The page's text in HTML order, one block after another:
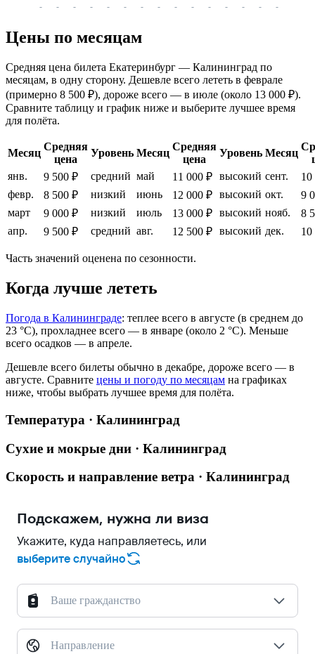
- - - - - - - - - - - - - - -
Цены по месяцам
Средняя цена билета Екатеринбург — Калининград по
месяцам, в одну сторону. Дешевле всего лететь в феврале
(примерно 8 500 ₽), дороже всего — в июле (около 13 000 ₽).
Сравните таблицу и график ниже и выберите лучшее время
для полёта.
Месяц
Средняя
цена
Уровень Месяц
Средняя
цена
Уровень Месяц
янв.
9 500 ₽ средний май 11 000 ₽ высокий сент.
10
февр.
8 500 ₽ низкий июнь 12 000 ₽ высокий окт.
9
март
9 000 ₽ низкий июль 13 000 ₽ высокий нояб.
8
апр.
9 500 ₽ средний авг. 12 500 ₽ высокий дек. 10
Часть значений оценена по сезонности.
Когда лучше лететь
Погода в Калининграде: теплее всего в августе (в среднем до
23 °C), прохладнее всего — в январе (около 2 °C). Меньше
всего осадков — в апреле.
Дешевле всего билеты обычно в декабре, дороже всего — в
августе. Сравните цены и погоду по месяцам на графиках
ниже, чтобы выбрать лучшее время для полёта.
Температура · Калининград
Сухие и мокрые дни · Калининград
Скорость и направление ветра · Калининград
Подскажем, нужна ли виза
Укажите, куда направляетесь, или
выберите случайно
Ваше гражданство
Направление